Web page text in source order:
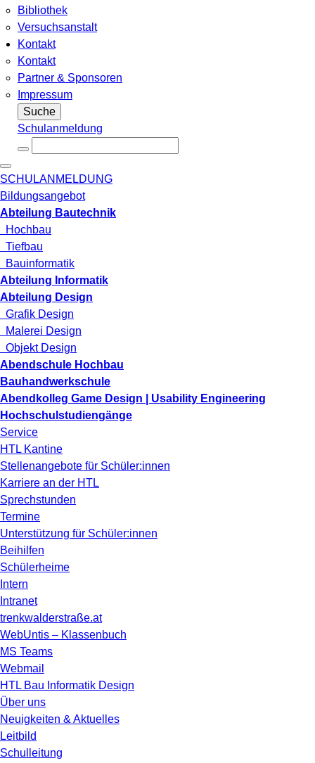
Bibliothek
Versuchsanstalt
Kontakt
Kontakt
Partner & Sponsoren
Impressum
Suche
Schulanmeldung
SCHULANMELDUNG
Bildungsangebot
Abteilung Bautechnik
Hochbau
Tiefbau
Bauinformatik
Abteilung Informatik
Abteilung Design
Grafik Design
Malerei Design
Objekt Design
Abendschule Hochbau
Bauhandwerkschule
Abendkolleg Game Design | Usability Engineering
Hochschulstudiengänge
Service
HTL Kantine
Stellenangebote für Schüler:innen
Karriere an der HTL
Sprechstunden
Termine
Unterstützung für Schüler:innen
Beihilfen
Schülerheime
Intern
Intranet
trenkwalderstraße.at
WebUntis – Klassenbuch
MS Teams
Webmail
HTL Bau Informatik Design
Über uns
Neuigkeiten & Aktuelles
Leitbild
Schulleitung